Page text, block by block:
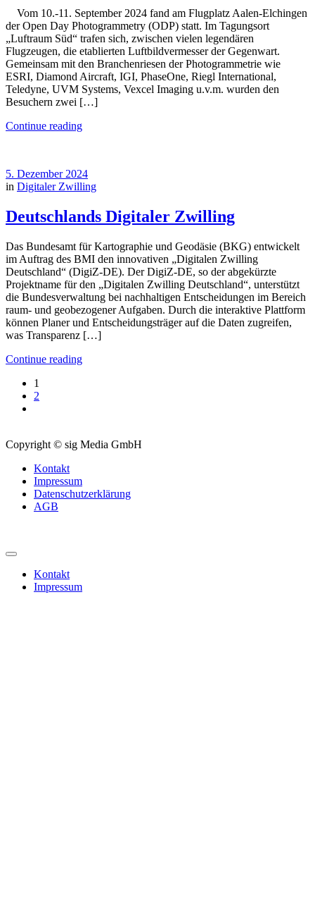
Vom 10.-11. September 2024 fand am Flugplatz Aalen-Elchingen
der Open Day Photogrammetry (ODP) statt. Im Tagungsort
„Luftraum Süd“ trafen sich, zwischen vielen legendären
Flugzeugen, die etablierten Luftbildvermesser der Gegenwart.
Gemeinsam mit den Branchenriesen der Photogrammetrie wie
ESRI, Diamond Aircraft, IGI, PhaseOne, Riegl International,
Teledyne, UVM Systems, Vexcel Imaging u.v.m. wurden den
Besuchern zwei […]
Continue reading
5. Dezember 2024
in Digitaler Zwilling
Deutschlands Digitaler Zwilling
Das Bundesamt für Kartographie und Geodäsie (BKG) entwickelt
im Auftrag des BMI den innovativen „Digitalen Zwilling
Deutschland“ (DigiZ-DE). Der DigiZ-DE, so der abgekürzte
Projektname für den „Digitalen Zwilling Deutschland“, unterstützt
die Bundesverwaltung bei nachhaltigen Entscheidungen im Bereich
raum- und geobezogener Aufgaben. Durch die interaktive Plattform
können Planer und Entscheidungsträger auf die Daten zugreifen,
was Transparenz […]
Continue reading
1
2
Copyright © sig Media GmbH
Kontakt
Impressum
Datenschutzerklärung
AGB
Kontakt
Impressum